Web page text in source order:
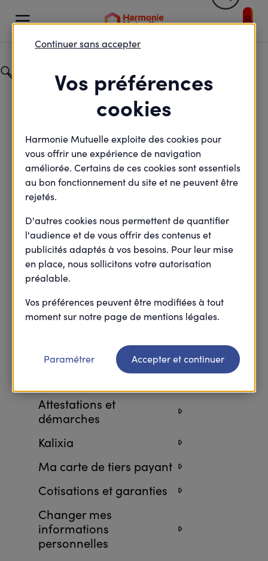


Catégorie
Particuliers
Champ de recherche
Retour
Attestations et
démarches
Kalixia
Ma carte de tiers payant
Cotisations et garanties
Changer mes
informations
personnelles
Vos préférences
cookies
Harmonie Mutuelle exploite des cookies pour
vous offrir une expérience de navigation
améliorée. Certains de ces cookies sont essentiels
au bon fonctionnement du site et ne peuvent être
rejetés.
D'autres cookies nous permettent de quantifier
l'audience et de vous offrir des contenus et
publicités adaptés à vos besoins. Pour leur mise
en place, nous sollicitons votre autorisation
préalable.
Vos préférences peuvent être modifiées à tout
moment sur notre page de mentions légales.
Continuer sans accepter
Paramétrer Accepter et continuer